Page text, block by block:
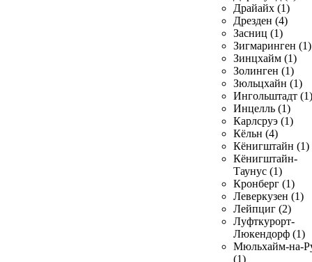
Драйайх (1)
Дрезден (4)
Засниц (1)
Зигмаринген (1)
Зинцхайм (1)
Золинген (1)
Зюльцхайн (1)
Ингольштадт (1)
Инцелль (1)
Карлсруэ (1)
Кёльн (4)
Кёнигштайн (1)
Кёнигштайн-
Таунус (1)
Кронберг (1)
Леверкузен (1)
Лейпциг (2)
Луфткурорт-
Люкендорф (1)
Мюльхайм-на-
(1)